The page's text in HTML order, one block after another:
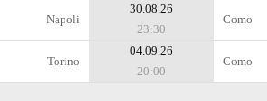
Napoli
30.08.26
23:30
Como
Torino
04.09.26
20:00
Como